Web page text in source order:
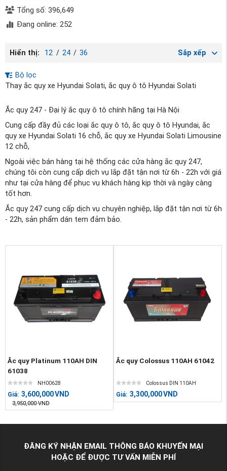
Tổng số: 396,649
Đang online: 252
Hiển thị: 12 / 24 / 36 Sắp xếp
Bộ lọc
Thay ắc quy xe Hyundai Solati, ắc quy ô tô Hyundai Solati
Ắc quy 247 - Đại lý ắc quy ô tô chính hãng tại Hà Nội
Cung cấp đầy đủ các loại ắc quy ô tô, ắc quy ô tô Hyundai, ắc
quy xe Hyundai Solati 16 chỗ, ắc quy xe Hyundai Solati Limousine
12 chỗ,
Ngoài việc bán hàng tại hệ thống các cửa hàng ắc quy 247,
chúng tôi còn cung cấp dịch vụ lắp đặt tận nơi từ 6h - 22h với giá
như tại cửa hàng để phục vụ khách hàng kịp thời và ngày càng
tốt hơn.
Ắc quy 247 cung cấp dịch vụ chuyên nghiệp, lắp đặt tận nơi từ 6h
- 22h, sản phẩm dán tem đảm bảo.
Ắc quy Platinum 110AH DIN
61038
NH00628
Giá: 3,600,000VND
3,950,000 VND
Ắc quy Colossus 110AH 61042
Colossus DIN 110AH
Giá: 3,300,000VND
ĐĂNG KÝ NHẬN EMAIL THÔNG BÁO KHUYẾN MẠI
HOẶC ĐỂ ĐƯỢC TƯ VẤN MIỄN PHÍ